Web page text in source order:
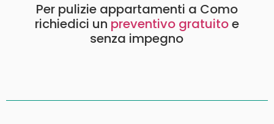
Per pulizie appartamenti a Como
richiedici un preventivo gratuitoe
senza impegno